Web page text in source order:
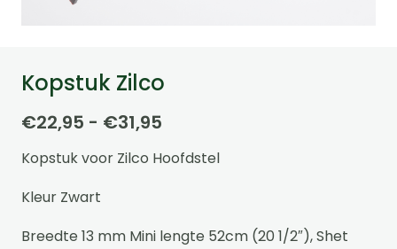
Kopstuk Zilco
€22,95 - €31,95
€22,95
tot
Kopstuk voor Zilco Hoofdstel
Kleur Zwart
Breedte 13 mm Mini lengte 52cm (20 1/2″), Shet